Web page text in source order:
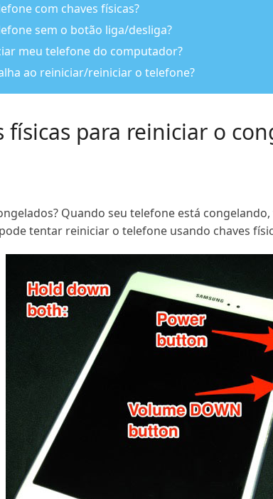
com chaves físicas?
sem o botão liga/desliga?
meu telefone do computador?
ao reiniciar/reiniciar o telefone?
físicas para reiniciar o
Quando seu telefone está
tentar reiniciar o telefone usando chaves